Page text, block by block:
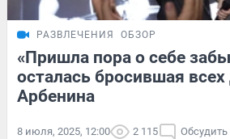
РАЗВЛЕЧЕНИЯ ОБЗОР
«Пришла пора о себе
осталась бросившая
Арбенина
8 июля, 2025, 12:00 2 115 Обсудить